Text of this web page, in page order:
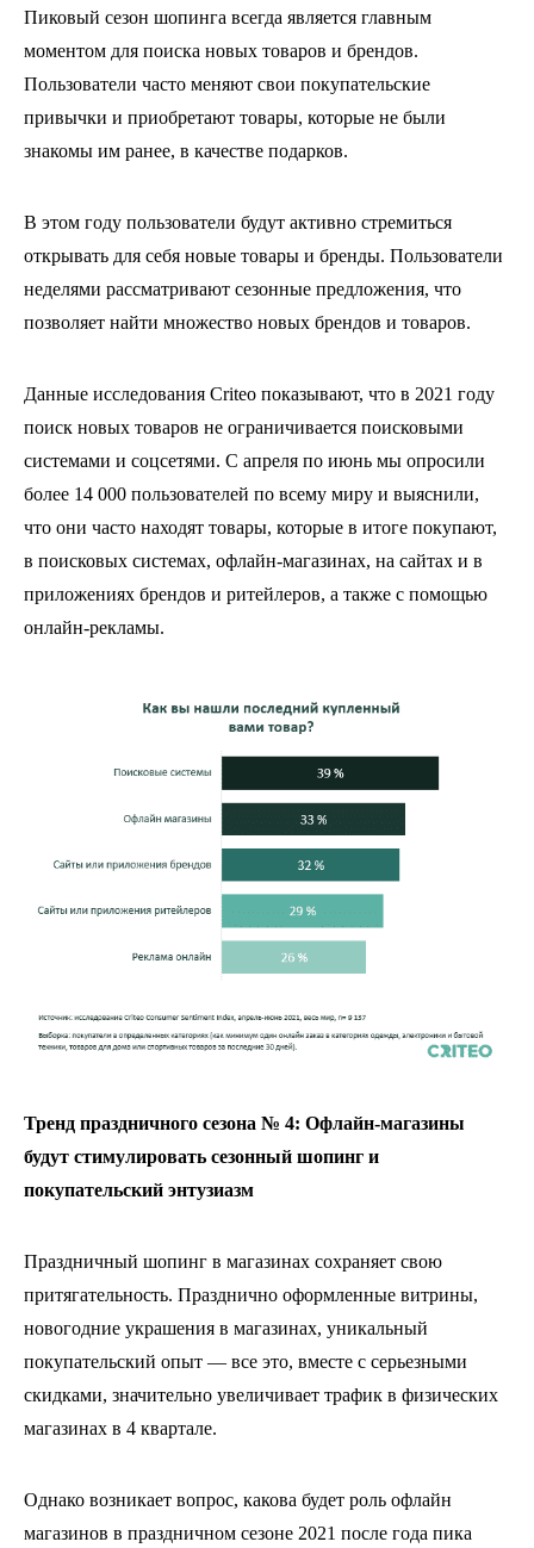
Пиковый сезон шопинга всегда является главным
моментом для поиска новых товаров и брендов.
Пользователи часто меняют свои покупательские
привычки и приобретают товары, которые не были
знакомы им ранее, в качестве подарков.
В этом году пользователи будут активно стремиться
открывать для себя новые товары и бренды. Пользователи
неделями рассматривают сезонные предложения, что
позволяет найти множество новых брендов и товаров.
Данные исследования Criteo показывают, что в 2021 году
поиск новых товаров не ограничивается поисковыми
системами и соцсетями. С апреля по июнь мы опросили
более 14 000 пользователей по всему миру и выяснили,
что они часто находят товары, которые в итоге покупают,
в поисковых системах, офлайн-магазинах, на сайтах и в
приложениях брендов и ритейлеров, а также с помощью
онлайн-рекламы.
Тренд праздничного сезона № 4: Офлайн-магазины
будут стимулировать сезонный шопинг и
покупательский энтузиазм
Праздничный шопинг в магазинах сохраняет свою
притягательность. Празднично оформленные витрины,
новогодние украшения в магазинах, уникальный
покупательский опыт — все это, вместе с серьезными
скидками, значительно увеличивает трафик в физических
магазинах в 4 квартале.
Однако возникает вопрос, какова будет роль офлайн
магазинов в праздничном сезоне 2021 после года пика